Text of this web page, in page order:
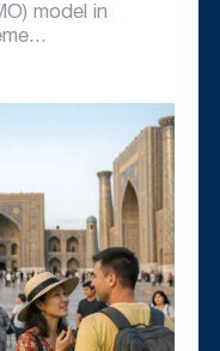
model in